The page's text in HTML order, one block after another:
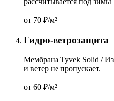
рассчитывается под зимы
от 70 ₽/м²
Гидро-ветрозащита
Мембрана Tyvek Solid /
и ветер не пропускает.
от 60 ₽/м²